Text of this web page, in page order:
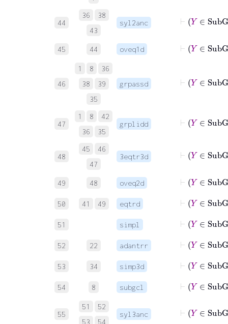
44
36
38
43
syl2anc
⊢
45 44 oveq1d
46
1 8
36
38
39
35
grpassd
47
1 8
42
36
35
grplidd
⊢ Y
48
45
46
47
3eqtr3d
49 48 oveq2d
50 41 49 eqtrd
51 simpl
⊢ Y
52 22 adantrr
⊢
53 34 simp3d
⊢ Y
54 8 subgcl
55
51
52
53
54
syl3anc